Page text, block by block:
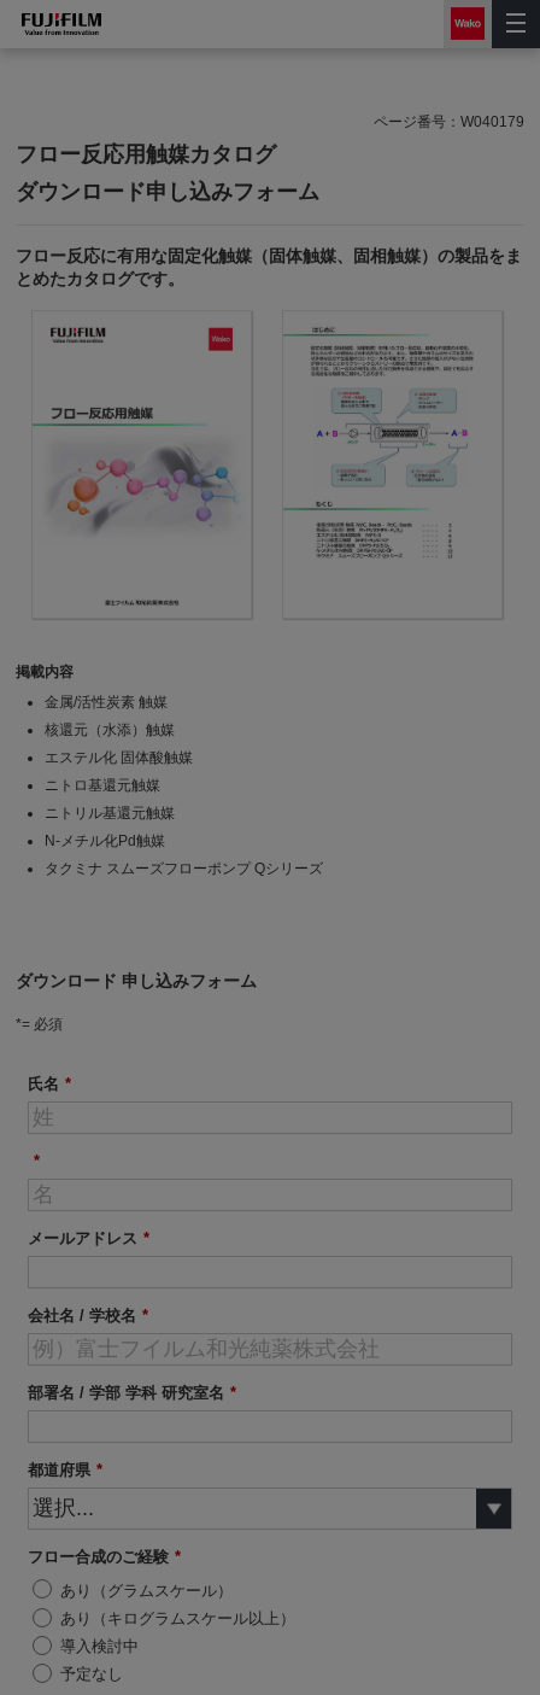
ページ番号： W040179
フロー反応用触媒カタログ
ダウンロード申し込みフォーム
フロー反応に有用な固定化触媒（固体触媒、固相触媒）の製品をま
とめたカタログです。
掲載内容
金属/活性炭素 触媒
核還元（水添）触媒
エステル化 固体酸触媒
ニトロ基還元触媒
ニトリル基還元触媒
N-メチル化Pd触媒
タクミナ スムーズフローポンプ Qシリーズ
ダウンロード 申し込みフォーム
*= 必須
*
氏名
*
*
メールアドレス
*
会社名 / 学校名
*
部署名 / 学部 学科 研究室名
*
都道府県
*
フロー合成のご経験
あり（グラムスケール）
あり（キログラムスケール以上）
導入検討中
予定なし